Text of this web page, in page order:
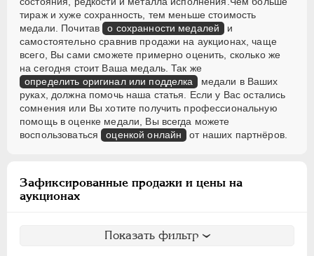
тираж и хуже сохранность, тем меньше стоимость
медали. Почитав о сохранности медалей
и
самостоятельно сравнив продажи на аукционах, чаще
всего, Вы сами сможете примерно оценить, сколько же
на сегодня стоит Ваша медаль. Так же
определить оригинал или подделка
медали в Ваших
руках, должна помочь наша статья. Если у Вас остались
сомнения или Вы хотите получить профессиональную
помощь в оценке медали, Вы всегда можете
воспользоваться оценкой онлайн от наших партнёров.
Зафиксированные продажи и цены на
аукционах
Показать фильтр